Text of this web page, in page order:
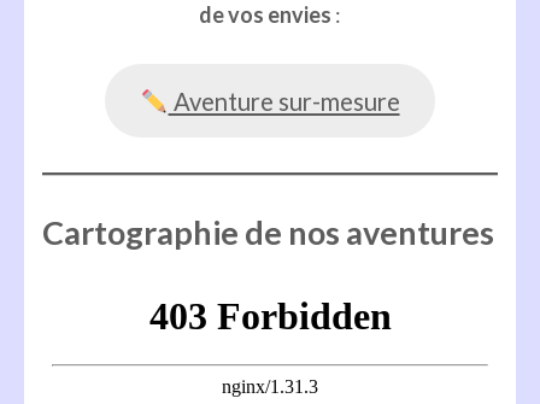
de vos envies :
Aventure sur-mesure
Cartographie de nos aventures